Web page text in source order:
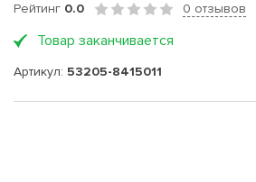
Рейтинг 0.0 0 отзывов
Товар заканчивается
Артикул: 53205-8415011